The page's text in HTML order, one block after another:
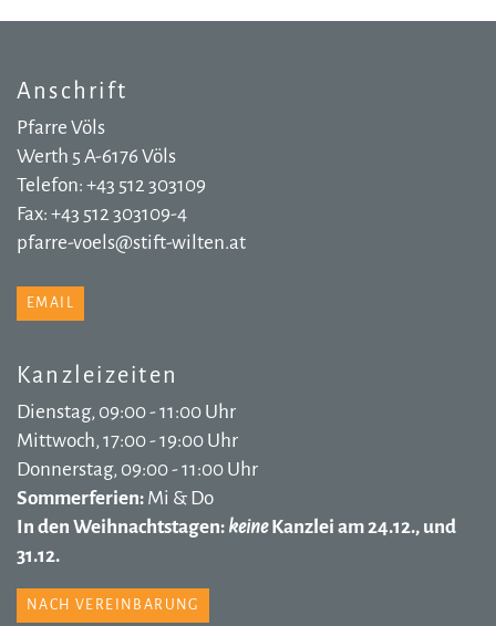
Anschrift
Pfarre Völs
Werth 5 A-6176 Völs
Telefon: +43 512 303109
Fax: +43 512 303109-4
pfarre-voels@stift-wilten.at
EMAIL
Kanzleizeiten
Dienstag, 09:00 - 11:00 Uhr
Mittwoch, 17:00 - 19:00 Uhr
Donnerstag, 09:00 - 11:00 Uhr
Sommerferien: Mi & Do
In den Weihnachtstagen: keineKanzlei am 24.12., und
31.12.
NACH VEREINBARUNG